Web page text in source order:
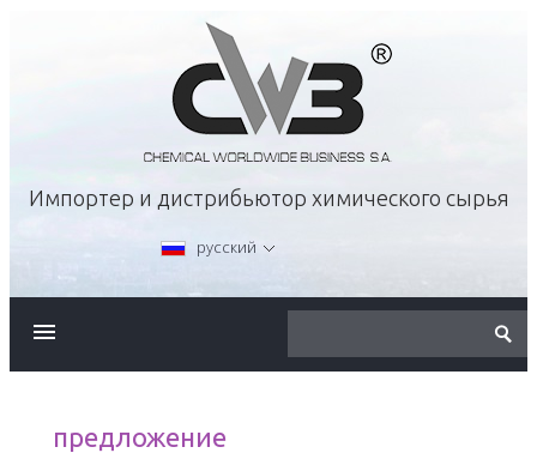
Импортер и дистрибьютор химического сырья
русский
предложение